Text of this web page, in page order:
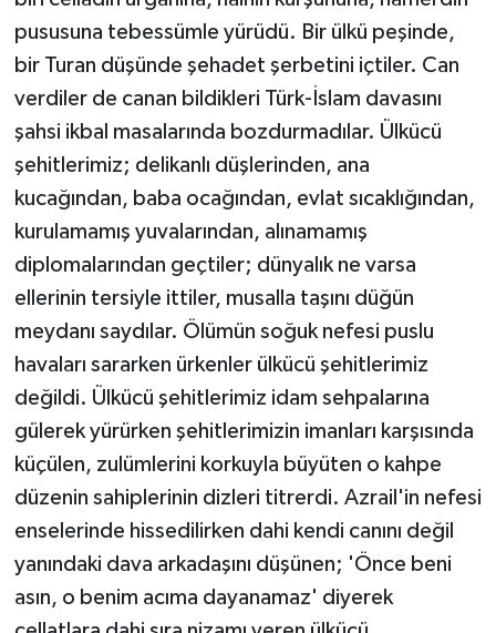
pususuna tebessümle yürüdü. Bir ülkü peşinde,
bir Turan düşünde şehadet şerbetini içtiler. Can
verdiler de canan bildikleri Türk-İslam davasını
şahsi ikbal masalarında bozdurmadılar. Ülkücü
şehitlerimiz; delikanlı düşlerinden, ana
kucağından, baba ocağından, evlat sıcaklığından,
kurulamamış yuvalarından, alınamamış
diplomalarından geçtiler; dünyalık ne varsa
ellerinin tersiyle ittiler, musalla taşını düğün
meydanı saydılar. Ölümün soğuk nefesi puslu
havaları sararken ürkenler ülkücü şehitlerimiz
değildi. Ülkücü şehitlerimiz idam sehpalarına
gülerek yürürken şehitlerimizin imanları karşısında
küçülen, zulümlerini korkuyla büyüten o kahpe
düzenin sahiplerinin dizleri titrerdi. Azrail'in nefesi
enselerinde hissedilirken dahi kendi canını değil
yanındaki dava arkadaşını düşünen; 'Önce beni
asın, o benim acıma dayanamaz' diyerek